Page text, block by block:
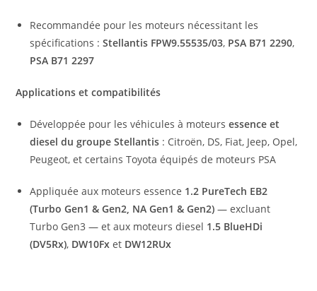
Recommandée pour les moteurs nécessitant les
spécifications :Stellantis FPW9.55535/03, PSA B71 2290,
PSA B71 2297
Applications et compatibilités
Développée pour les véhicules à moteursessence et
diesel du groupe Stellantis : Citroën, DS, Fiat, Jeep, Opel,
Peugeot, et certains Toyota équipés de moteurs PSA
Appliquée aux moteurs essence 1.2 PureTech EB2
(Turbo Gen1 & Gen2, NA Gen1 & Gen2) — excluant
Turbo Gen3 — et aux moteurs diesel 1.5 BlueHDi
(DV5Rx), DW10Fx et DW12RUx